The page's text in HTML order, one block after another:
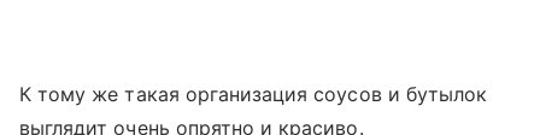
К тому же такая организация соусов и бутылок
выглядит очень опрятно и красиво.